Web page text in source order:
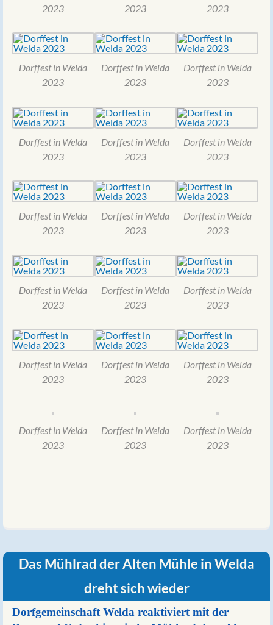
2023
2023
2023
Dorffest in Welda
2023
Dorffest in Welda
2023
Dorffest in Welda
2023
Dorffest in Welda
2023
Dorffest in Welda
2023
Dorffest in Welda
2023
Dorffest in Welda
2023
Dorffest in Welda
2023
Dorffest in Welda
2023
Dorffest in Welda
2023
Dorffest in Welda
2023
Dorffest in Welda
2023
Dorffest in Welda
2023
Dorffest in Welda
2023
Dorffest in Welda
2023
Dorffest in Welda
2023
Dorffest in Welda
2023
Dorffest in Welda
2023
Das Mühlrad der Alten Mühle in Welda
dreht sich wieder
Dorfgemeinschaft Welda reaktiviert mit der